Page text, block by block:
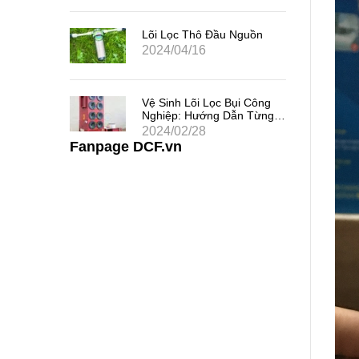
Lõi Lọc Thô Đầu Nguồn
2024/04/16
Vệ Sinh Lõi Lọc Bụi Công
Nghiệp: Hướng Dẫn Từng
Bước
2024/02/28
Fanpage DCF.vn